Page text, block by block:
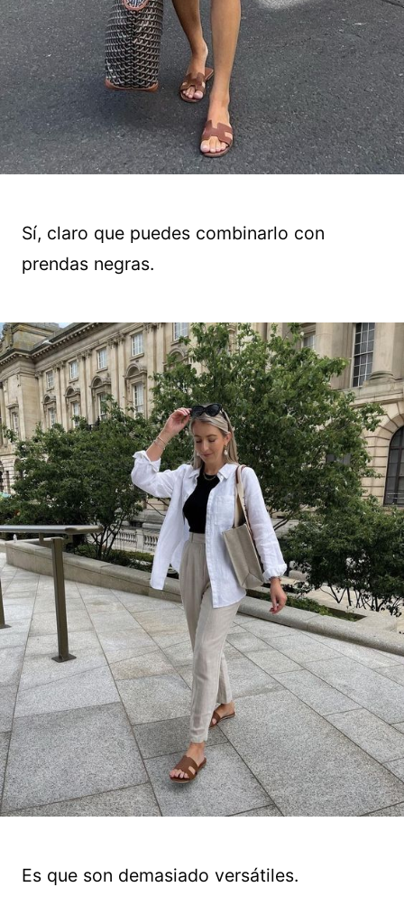
Sí, claro que puedes combinarlo con
prendas negras.
Es que son demasiado versátiles.